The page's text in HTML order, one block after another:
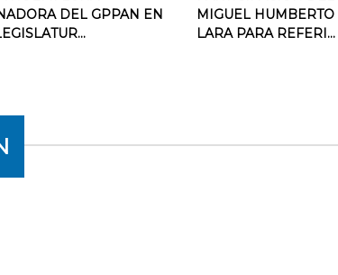
DEL GPPAN EN
MIGUEL
LARA PARA REFERI...